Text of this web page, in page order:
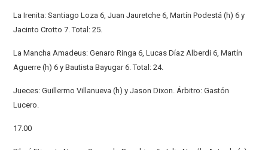
La Irenita: Santiago Loza 6, Juan Jauretche 6, Martín Podestá (h) 6 y
Jacinto Crotto 7. Total: 25.
La Mancha Amadeus: Genaro Ringa 6, Lucas Díaz Alberdi 6, Martín
Aguerre (h) 6 y Bautista Bayugar 6. Total: 24.
Jueces: Guillermo Villanueva (h) y Jason Dixon. Árbitro: Gastón
Lucero.
17.00